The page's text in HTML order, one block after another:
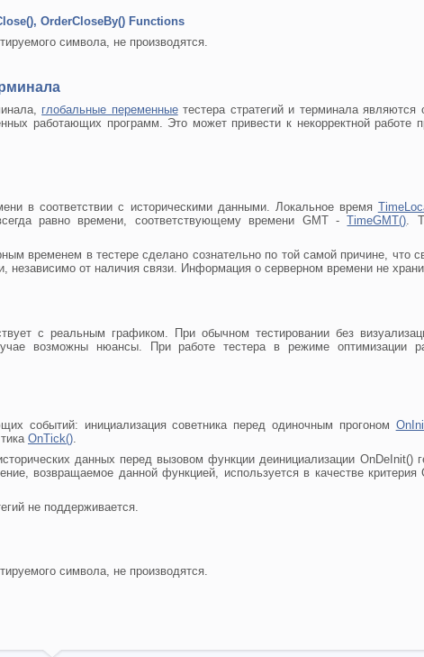
OrderCloseBy() Functions
символа, не производятся.
глобальные переменныетестера стратегий и терминала
работающих программ. Это может привести к некорректной работе
в соответствии с историческими данными. Локальное время
равно времени, соответствующему времени GMT -TimeGMT().
временем в тестере сделано сознательно по той самой причине, что
от наличия связи. Информация о серверном времени не
с реальным графиком. При обычном тестировании без
возможны нюансы. При работе тестера в режиме оптимизации
событий: инициализация советника перед одиночным прогоном
OnTick().
данных перед вызовом функции деинициализации OnDeInit()
возвращаемое данной функцией, используется в качестве
не поддерживается.
символа, не производятся.